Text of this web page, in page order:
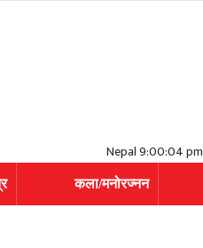
Nepal 9:00:04 pm
कला/मनोरज्नन